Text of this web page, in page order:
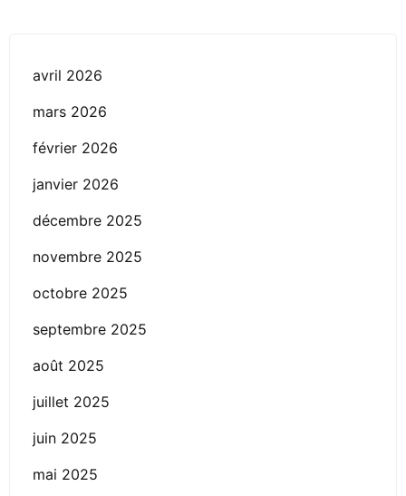
avril 2026
mars 2026
février 2026
janvier 2026
décembre 2025
novembre 2025
octobre 2025
septembre 2025
août 2025
juillet 2025
juin 2025
mai 2025